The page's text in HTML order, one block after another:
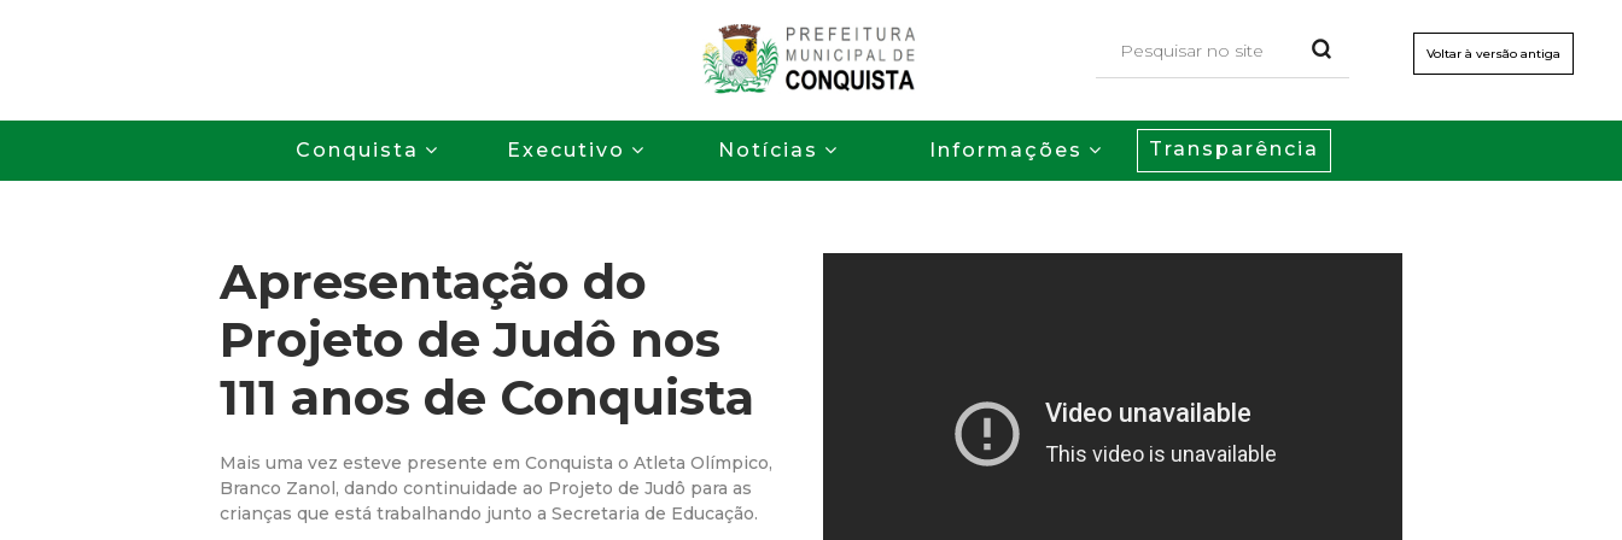
para
o
conteúdo
principal
Voltar à versão antiga
P
r
f
e
i
t
Conquista Executivo Notícias Informações Transparência
Apresentação do
Projeto de Judô nos
111 anos de Conquista
Mais uma vez esteve presente em Conquista o Atleta Olímpico,
Branco Zanol, dando continuidade ao Projeto de Judô para as
crianças que está trabalhando junto a Secretaria de Educação.